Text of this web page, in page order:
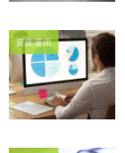
資産運用